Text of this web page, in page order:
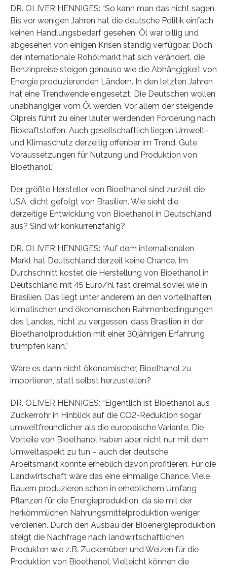
DR. OLIVER HENNIGES: “So kann man das nicht sagen.
Bis vor wenigen Jahren hat die deutsche Politik einfach
keinen Handlungsbedarf gesehen. Öl war billig und
abgesehen von einigen Krisen ständig verfügbar. Doch
der internationale Rohölmarkt hat sich verändert, die
Benzinpreise steigen genauso wie die Abhängigkeit von
Energie produzierenden Ländern. In den letzten Jahren
hat eine Trendwende eingesetzt. Die Deutschen wollen
unabhängiger vom Öl werden. Vor allem der steigende
Ölpreis führt zu einer lauter werdenden Forderung nach
Biokraftstoffen. Auch gesellschaftlich liegen Umwelt-
und Klimaschutz derzeitig offenbar im Trend. Gute
Voraussetzungen für Nutzung und Produktion von
Bioethanol.”
Der größte Hersteller von Bioethanol sind zurzeit die
USA, dicht gefolgt von Brasilien. Wie sieht die
derzeitige Entwicklung von Bioethanol in Deutschland
aus? Sind wir konkurrenzfähig?
DR. OLIVER HENNIGES: “Auf dem internationalen
Markt hat Deutschland derzeit keine Chance. Im
Durchschnitt kostet die Herstellung von Bioethanol in
Deutschland mit 45 Euro/hl fast dreimal soviel wie in
Brasilien. Das liegt unter anderem an den vorteilhaften
klimatischen und ökonomischen Rahmenbedingungen
des Landes, nicht zu vergessen, dass Brasilien in der
Bioethanolproduktion mit einer 30jährigen Erfahrung
trumpfen kann.”
Wäre es dann nicht ökonomischer, Bioethanol zu
importieren, statt selbst herzustellen?
DR. OLIVER HENNIGES: “Eigentlich ist Bioethanol aus
Zuckerrohr in Hinblick auf die CO2-Reduktion sogar
umweltfreundlicher als die europäische Variante. Die
Vorteile von Bioethanol haben aber nicht nur mit dem
Umweltaspekt zu tun – auch der deutsche
Arbeitsmarkt könnte erheblich davon profitieren. Für die
Landwirtschaft wäre das eine einmalige Chance. Viele
Bauern produzieren schon in erheblichem Umfang
Pflanzen für die Energieproduktion, da sie mit der
herkömmlichen Nahrungsmittelproduktion weniger
verdienen. Durch den Ausbau der Bioenergieproduktion
steigt die Nachfrage nach landwirtschaftlichen
Produkten wie z.B. Zuckerrüben und Weizen für die
Produktion von Bioethanol. Vielleicht können die